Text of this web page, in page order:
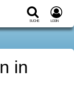
Suche Login
in